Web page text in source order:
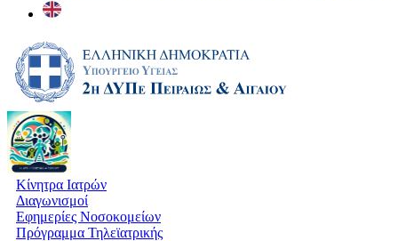
Κίνητρα Ιατρών
Διαγωνισμοί
Εφημερίες Νοσοκομείων
Πρόγραμμα Τηλεϊατρικής